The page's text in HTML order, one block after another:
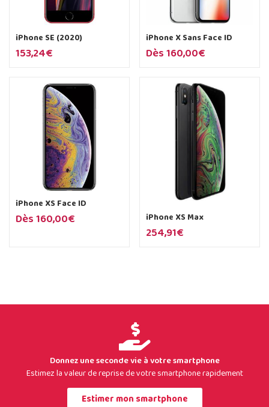
iPhone SE (2020)
153,24€
iPhone X Sans Face ID
Dès160,00€
iPhone XS Face ID
Dès160,00€ iPhone XS Max
254,91€
Donnez une seconde vie à votre smartphone
Estimez la valeur de reprise de votre smartphone rapidement
Estimer mon smartphone